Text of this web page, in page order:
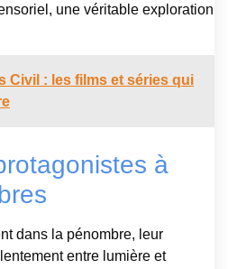
une véritable exploration
Civil : les films et séries qui
à
dans la pénombre, leur
entre lumière et